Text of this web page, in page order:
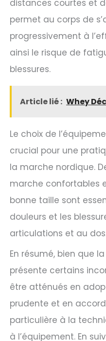
distances courtes et
permet au corps de
progressivement à
ainsi le risque de
blessures.
Article lié : Whey
Le choix de
crucial pour une
la marche nordique.
marche confortables
bonne taille sont
douleurs et les
articulations et au
En résumé, bien que
présente certains
être atténués en
prudente et en
particulière à la
à l’équipement. En